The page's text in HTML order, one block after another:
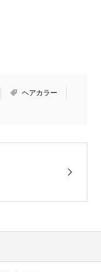
ヘアカラー